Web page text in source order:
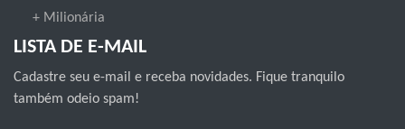
+ Milionária
LISTA DE E-MAIL
Cadastre seu e-mail e receba novidades. Fique tranquilo
também odeio spam!